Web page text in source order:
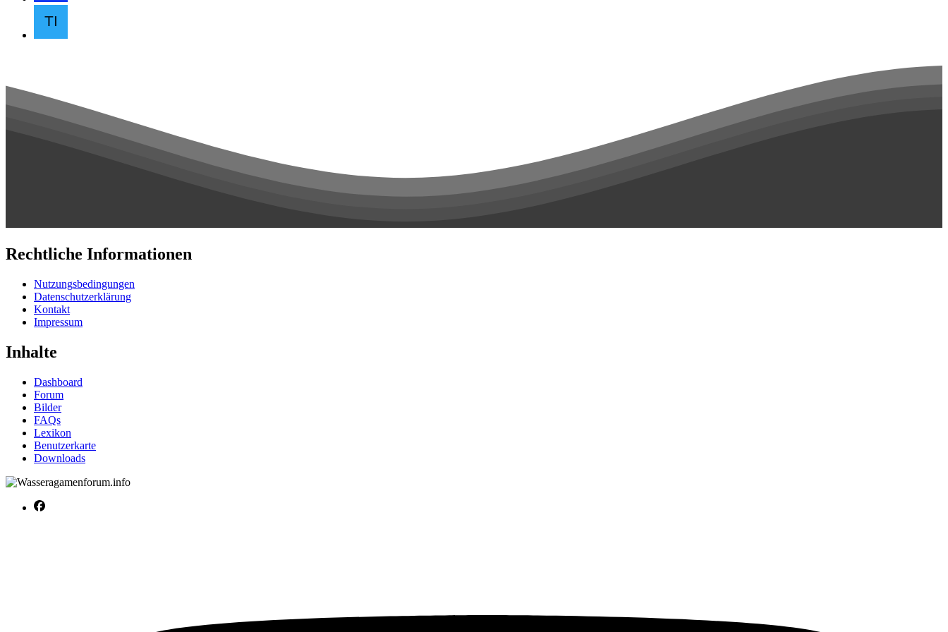
Rechtliche Informationen
Nutzungsbedingungen
Datenschutzerklärung
Kontakt
Impressum
Inhalte
Dashboard
Forum
Bilder
FAQs
Lexikon
Benutzerkarte
Downloads